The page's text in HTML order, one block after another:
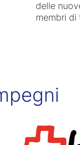
delle
membri di